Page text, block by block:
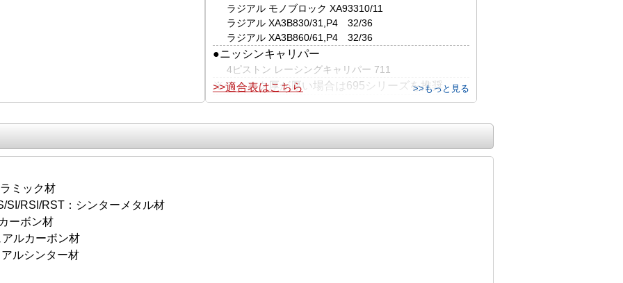
ラジアル モノブロック XA93310/11
ラジアル XA3B830/31,P4 32/36
ラジアル XA3B860/61,P4 32/36
●ニッシンキャリパー
4ピストン レーシングキャリパー 711
※ディスク厚が厚い場合は695シリーズを推奨
>>適合表はこちら >>もっと見る
ミック材
RSI/RST：シンターメタル材
ーボン材
ルカーボン材
ルシンター材